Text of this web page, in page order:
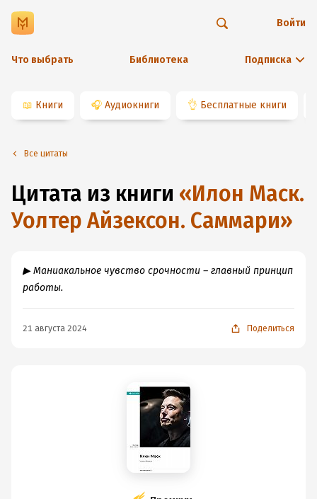
Что выбрать Библиотека Подписка
Войти
📖 Книги 🎧 Аудиокниги 👌 Бесплатные книги
Все цитаты
Цитата из книги «Илон Маск.
Уолтер Айзексон. Саммари»
▶ Маниакальное чувство срочности – главный принцип
работы.
21 августа 2024 Поделиться